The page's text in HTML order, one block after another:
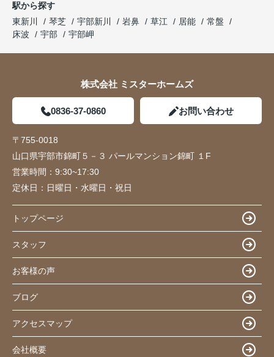
駅から探す
東新川
琴芝 宇部新川 岩鼻 草江 居能
常盤
床波
宇部 宇部岬
株式会社 ミスターホームズ
0836-37-0860 お問い合わせ
〒755-0018
山口県宇部市錦町５－３ パールマンション錦町 １F
営業時間： 9:30~17:30
定休日： 日曜日・水曜日・祝日
トップページ
スタッフ
お客様の声
ブログ
アクセスマップ
会社概要